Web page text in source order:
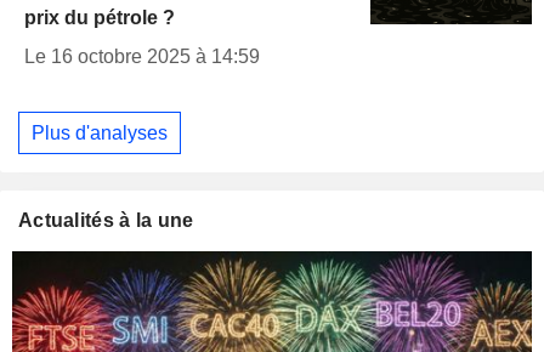
prix du pétrole ?
Le 16 octobre 2025 à 14:59
Plus d'analyses
Actualités à la une